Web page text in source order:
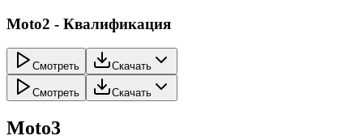
Moto2 - Квалификация
Смотреть Скачать
Смотреть Скачать
Moto3